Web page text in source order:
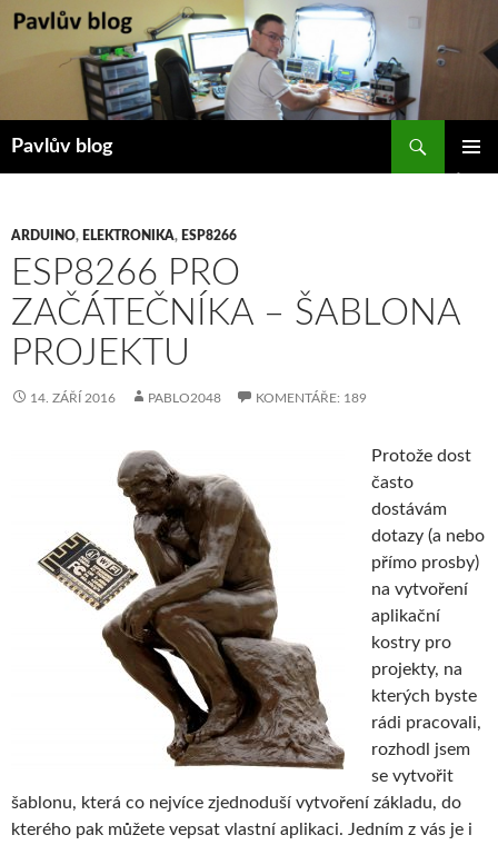
Přejít
Pavlův blog
ARDUINO, ELEKTRONIKA, ESP8266
ESP8266 PRO
ZAČÁTEČNÍKA – ŠABLONA
PROJEKTU
14. ZÁŘÍ 2016 PABLO2048 KOMENTÁŘE: 189
Protože dost
často
dostávám
dotazy (a nebo
přímo prosby)
na vytvoření
aplikační
kostry pro
projekty, na
kterých byste
rádi pracovali,
rozhodl jsem
se vytvořit
šablonu, která co nejvíce zjednoduší vytvoření základu, do
kterého pak můžete vepsat vlastní aplikaci. Jedním z vás je i